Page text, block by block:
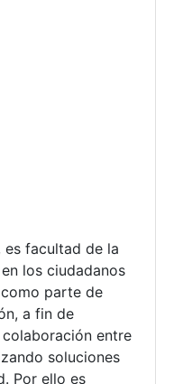
es facultad de la
los ciudadanos
parte de
a fin de
entre
soluciones
Por ello es